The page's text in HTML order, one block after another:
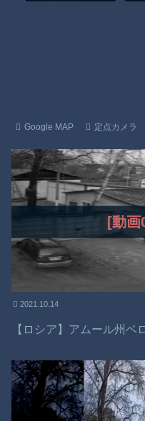
Google MAP 定点カメラ
[動
2021.10.14
【ロシア】アムール州ベ